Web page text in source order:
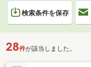
検索条件を保存
28件が該当しました。